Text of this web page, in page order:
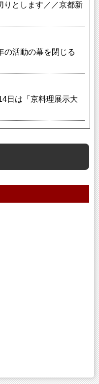
りとします／／京都新
の活動の幕を閉じる
日は「京料理展示大